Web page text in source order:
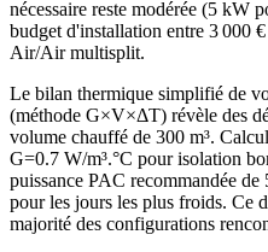
nécessaire reste modérée (5 kW
budget d'installation entre 3 000
Air/Air multisplit.
Le bilan thermique simplifié de
(méthode G×V×ΔT) révèle des
volume chauffé de 300 m³.
G=0.7 W/m³.°C pour isolation
puissance PAC recommandée
pour les jours les plus froids. Ce
majorité des configurations